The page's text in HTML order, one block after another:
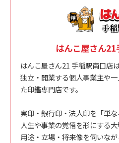
はんこ屋さん
はんこ屋さん21 手稲駅南口店は
独立・開業する個人事業主や
た印鑑専門店です。
実印・銀行印・法人印を「単な
人生や事業の覚悟を形にする大
用途・立場・将来像を伺いな